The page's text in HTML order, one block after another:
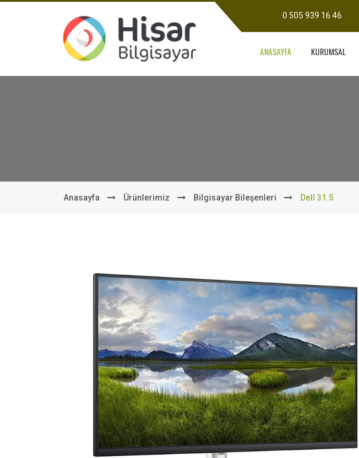
0 505 939 16 46
ANASAYFA KURUMSAL
Anasayfa Ürünlerimiz Bilgisayar Bileşenleri Dell 31.5